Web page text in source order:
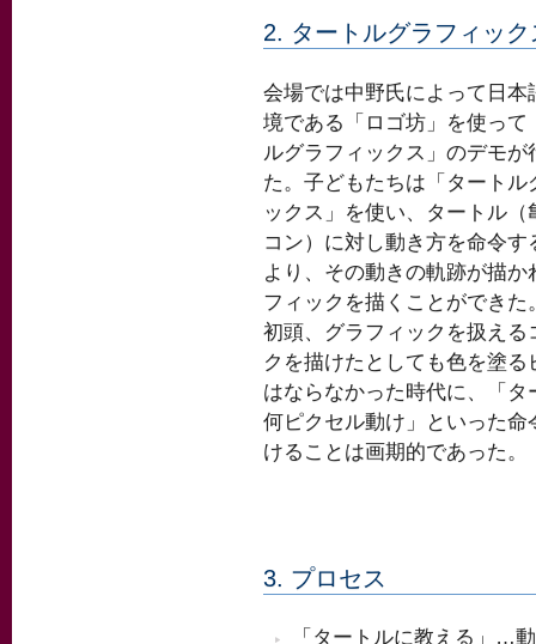
2. タートルグラフィック
会場では中野氏によって日本
境である「ロゴ坊」を使って
ルグラフィックス」のデモが
た。子どもたちは「タートル
ックス」を使い、タートル（
コン）に対し動き方を命令す
より、その動きの軌跡が描か
フィックを描くことができた
初頭、グラフィックを扱え
クを描けたとしても色を塗
はならなかった時代に、「
何ピクセル動け」といった
けることは画期的であった。
3. プロセス
「タートルに教える」…